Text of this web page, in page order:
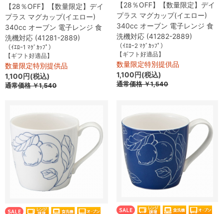
【28％OFF】【数量限定】デイ
プラス マグカップ(イエロー)
340cc オーブン 電子レンジ 食
洗機対応 (41281-2889)
（ｲｴﾛｰ1 ﾏｸﾞｶｯﾌﾟ）
【ギフト好適品】
数量限定特別提供品
1,100円(税込)
通常価格￥1,540
【28％OFF】【数量限定】デイ
プラス マグカップ(イエロー)
340cc オーブン 電子レンジ 食
洗機対応 (41282-2889)
（ｲｴﾛｰ2 ﾏｸﾞｶｯﾌﾟ）
【ギフト好適品】
数量限定特別提供品
1,100円(税込)
通常価格￥1,540